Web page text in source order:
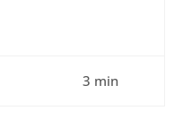
3 min